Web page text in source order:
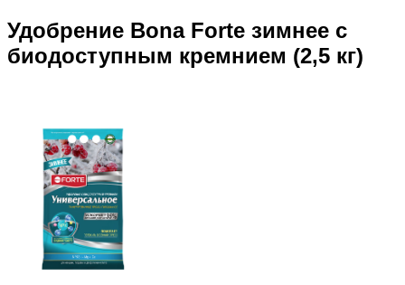
Удобрение Bona Forte зимнее с
биодоступным кремнием (2,5 кг)